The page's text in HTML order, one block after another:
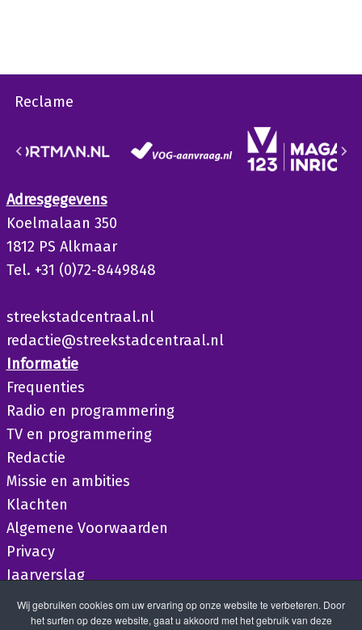
Reclame
Adresgegevens
Koelmalaan 350
1812 PS Alkmaar
Tel. +31 (0)72-8449848
streekstadcentraal.nl
redactie@streekstadcentraal.nl
Informatie
Frequenties
Radio en programmering
TV en programmering
Redactie
Missie en ambities
Klachten
Algemene Voorwaarden
Privacy
Jaarverslag
Wij gebruiken cookies om uw ervaring op onze website te verbeteren. Door
het surfen op deze website, gaat u akkoord met het gebruik van deze